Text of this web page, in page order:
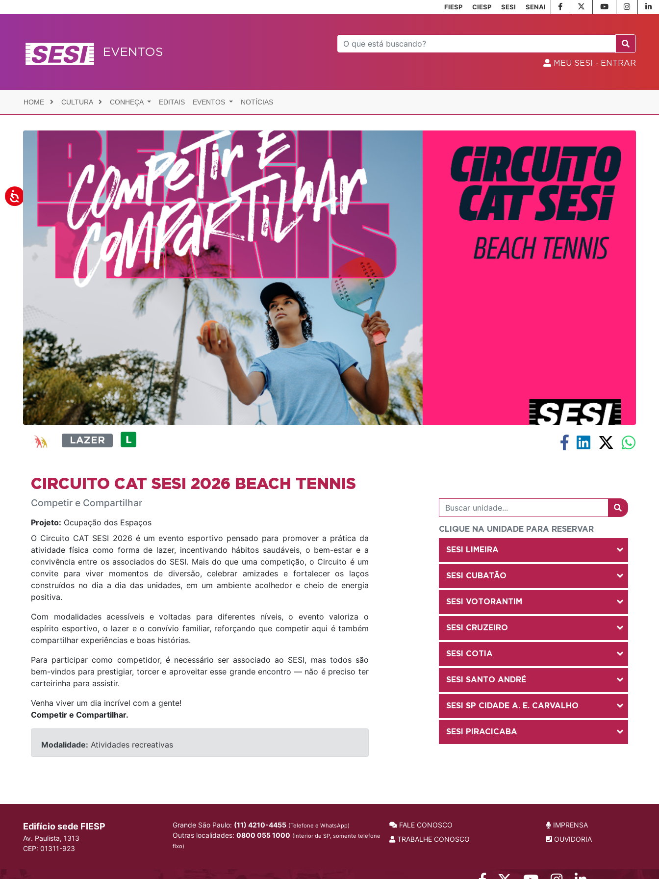
FIESP CIESP SESI SENAI
EVENTOS
MEU SESI - ENTRAR
HOME CULTURA CONHEÇA EDITAIS EVENTOS NOTÍCIAS
LAZER
CIRCUITO CAT SESI 2026 BEACH TENNIS
Competir e Compartilhar
Projeto: Ocupação dos Espaços
O Circuito CAT SESI 2026 é um evento esportivo pensado para promover a prática da
atividade física como forma de lazer, incentivando hábitos saudáveis, o bem-estar e a
convivência entre os associados do SESI. Mais do que uma competição, o Circuito é um
convite para viver momentos de diversão, celebrar amizades e fortalecer os laços
construídos no dia a dia das unidades, em um ambiente acolhedor e cheio de energia
positiva.
Com modalidades acessíveis e voltadas para diferentes níveis, o evento valoriza o
espírito esportivo, o lazer e o convívio familiar, reforçando que competir aqui é também
compartilhar experiências e boas histórias.
Para participar como competidor, é necessário ser associado ao SESI, mas todos são
bem-vindos para prestigiar, torcer e aproveitar esse grande encontro — não é preciso ter
carteirinha para assistir.
Venha viver um dia incrível com a gente!
Competir e Compartilhar.
Modalidade: Atividades recreativas
CLIQUE NA UNIDADE PARA RESERVAR
SESI LIMEIRA
SESI CUBATÃO
SESI VOTORANTIM
SESI CRUZEIRO
SESI COTIA
SESI SANTO ANDRÉ
SESI SP CIDADE A. E. CARVALHO
SESI PIRACICABA
Edifício sede FIESP
Av. Paulista, 1313
CEP: 01311-923
Grande São Paulo: (11) 4210-4455 (Telefone e WhatsApp)
Outras localidades: 0800 055 1000 (Interior de SP, somente telefone
fixo)
FALE CONOSCO
TRABALHE CONOSCO
IMPRENSA
OUVIDORIA